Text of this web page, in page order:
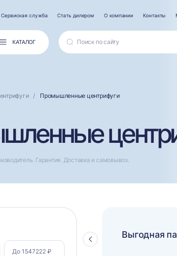
Сервисная служба Стать дилером О компании Контакты
КАТАЛОГ
Промышленные центрифуги
Гарантия. Доставка и самовывоз.
Стрелка
паллетоупаковщик
ПЗО BPW-2000
Выгодная